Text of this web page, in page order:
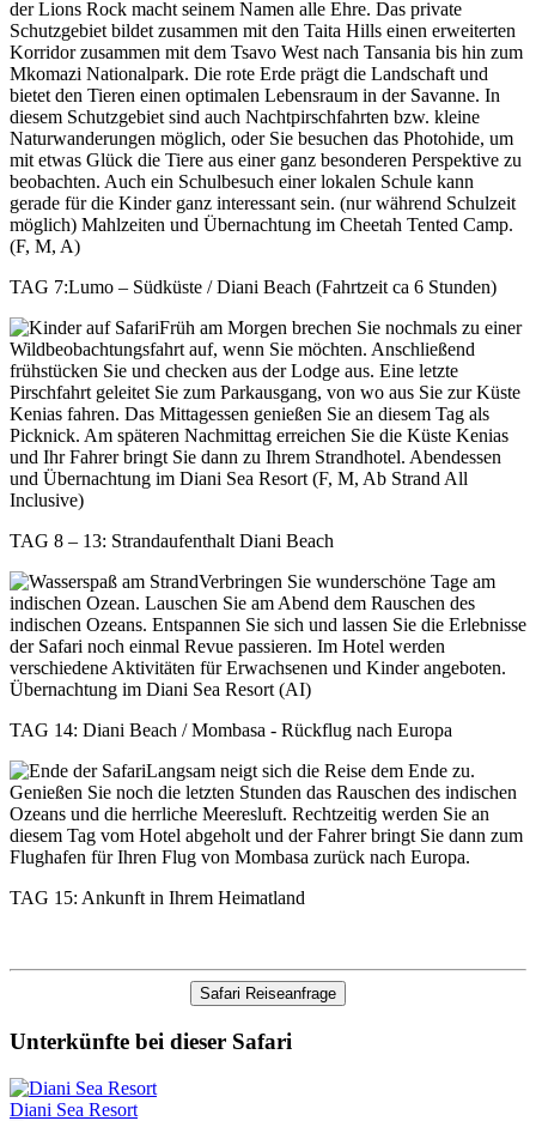
der Lions Rock macht seinem Namen alle Ehre. Das private
Schutzgebiet bildet zusammen mit den Taita Hills einen erweiterten
Korridor zusammen mit dem Tsavo West nach Tansania bis hin zum
Mkomazi Nationalpark. Die rote Erde prägt die Landschaft und
bietet den Tieren einen optimalen Lebensraum in der Savanne. In
diesem Schutzgebiet sind auch Nachtpirschfahrten bzw. kleine
Naturwanderungen möglich, oder Sie besuchen das Photohide, um
mit etwas Glück die Tiere aus einer ganz besonderen Perspektive zu
beobachten. Auch ein Schulbesuch einer lokalen Schule kann
gerade für die Kinder ganz interessant sein. (nur während Schulzeit
möglich) Mahlzeiten und Übernachtung im Cheetah Tented Camp.
(F, M, A)
TAG 7:Lumo – Südküste / Diani Beach (Fahrtzeit ca 6 Stunden)
Früh am Morgen brechen Sie nochmals zu einer
Wildbeobachtungsfahrt auf, wenn Sie möchten. Anschließend
frühstücken Sie und checken aus der Lodge aus. Eine letzte
Pirschfahrt geleitet Sie zum Parkausgang, von wo aus Sie zur Küste
Kenias fahren. Das Mittagessen genießen Sie an diesem Tag als
Picknick. Am späteren Nachmittag erreichen Sie die Küste Kenias
und Ihr Fahrer bringt Sie dann zu Ihrem Strandhotel. Abendessen
und Übernachtung im Diani Sea Resort (F, M, Ab Strand All
Inclusive)
TAG 8 – 13: Strandaufenthalt Diani Beach
Verbringen Sie wunderschöne Tage am
indischen Ozean. Lauschen Sie am Abend dem Rauschen des
indischen Ozeans. Entspannen Sie sich und lassen Sie die Erlebnisse
der Safari noch einmal Revue passieren. Im Hotel werden
verschiedene Aktivitäten für Erwachsenen und Kinder angeboten.
Übernachtung im Diani Sea Resort (AI)
TAG 14: Diani Beach / Mombasa - Rückflug nach Europa
Langsam neigt sich die Reise dem Ende zu.
Genießen Sie noch die letzten Stunden das Rauschen des indischen
Ozeans und die herrliche Meeresluft. Rechtzeitig werden Sie an
diesem Tag vom Hotel abgeholt und der Fahrer bringt Sie dann zum
Flughafen für Ihren Flug von Mombasa zurück nach Europa.
TAG 15: Ankunft in Ihrem Heimatland
Safari Reiseanfrage
Unterkünfte bei dieser Safari
Diani Sea Resort